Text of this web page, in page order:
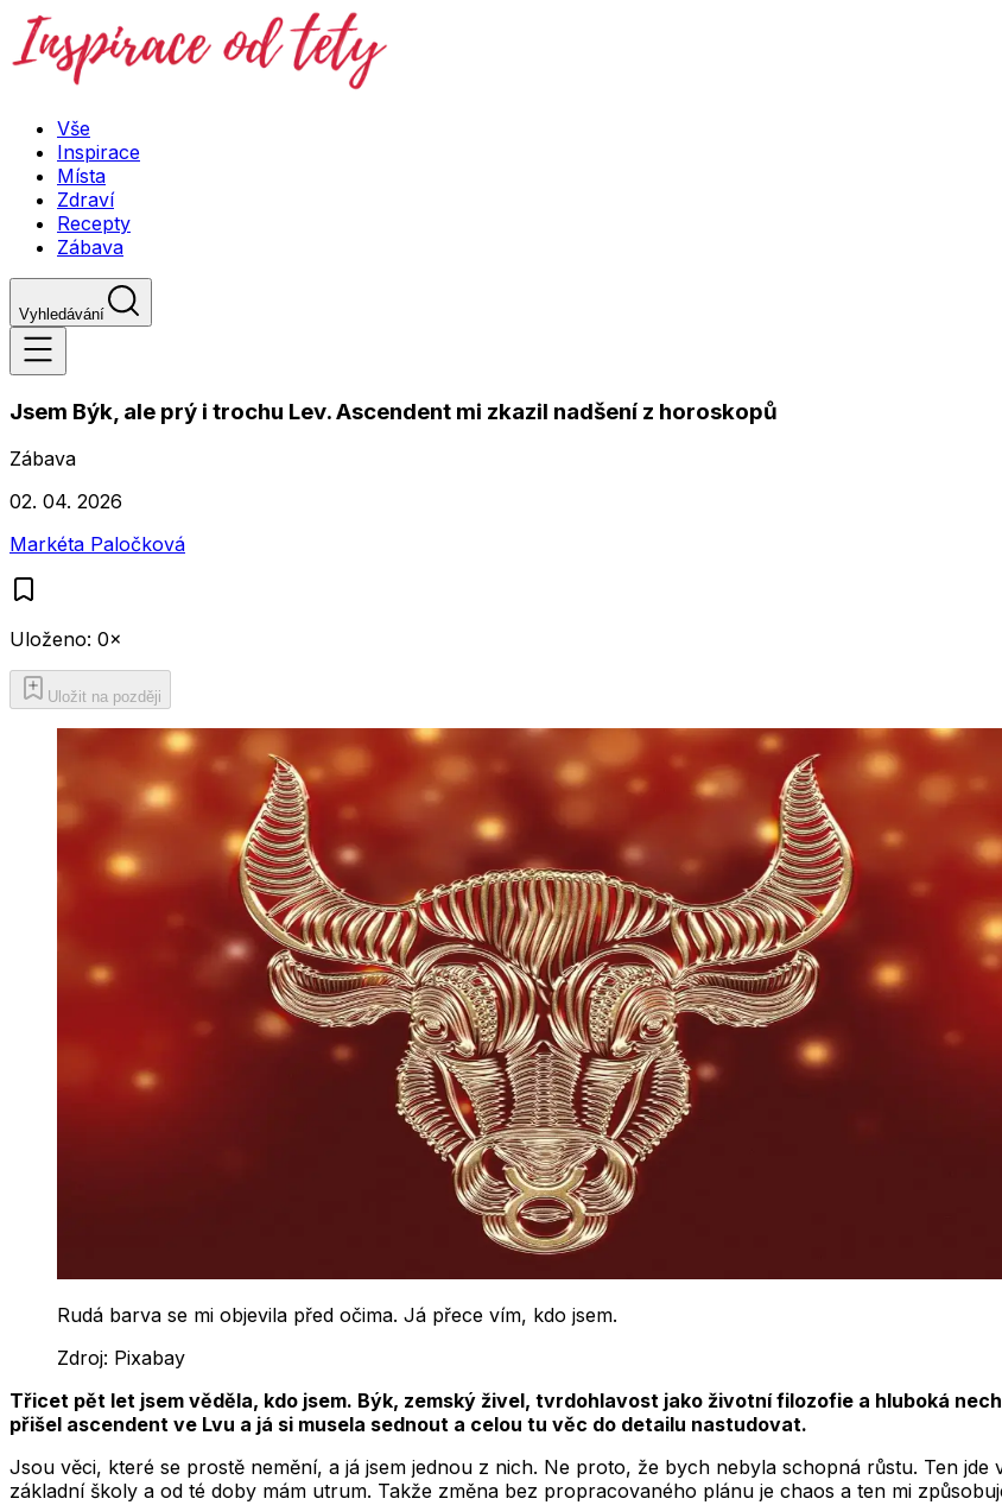
Vše
Inspirace
Místa
Zdraví
Recepty
Zábava
Vyhledávání
Jsem Býk, ale prý i trochu Lev. Ascendent mi zkazil nadšení z horoskopů
Zábava
02. 04. 2026
Markéta Paločková
Uloženo: 0×
Uložit na později
Rudá barva se mi objevila před očima. Já přece vím, kdo jsem.
Zdroj: Pixabay
Třicet pět let jsem věděla, kdo jsem. Býk, zemský živel, tvrdohlavost jako životní filozofie a hluboká
přišel ascendent ve Lvu a já si musela sednout a celou tu věc do detailu nastudovat.
Jsou věci, které se prostě nemění, a já jsem jednou z nich. Ne proto, že bych nebyla schopná růstu. Ten
základní školy a od té doby mám utrum. Takže změna bez propracovaného plánu je chaos a ten mi